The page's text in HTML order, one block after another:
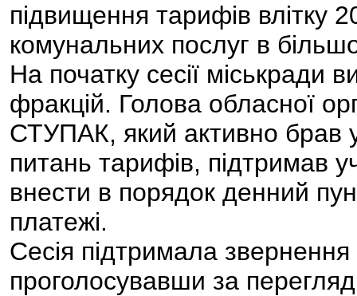
підвищення тарифів влітку
комунальних послуг в
На початку сесії міськради
фракцій. Голова обласної
СТУПАК, який активно брав
питань тарифів, підтримав
внести в порядок денний
платежі.
Сесія підтримала
проголосувавши за